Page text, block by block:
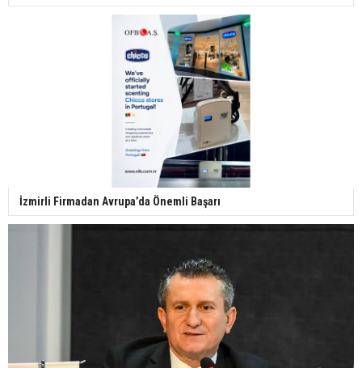
İzmirli Firmadan Avrupa’da Önemli Başarı